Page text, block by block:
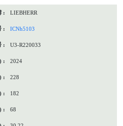
LIEBHERR
ICNh5103
U3-R220033
2024
228
182
68